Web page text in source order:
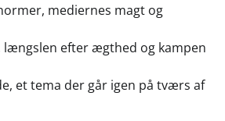
mediernes magt og
efter ægthed og kampen
et tema der går igen på tværs af